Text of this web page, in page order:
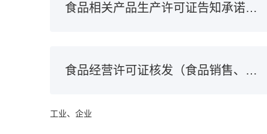
食品相关产品生产许可证告知承诺审批核发
食品经营许可证核发（食品销售、餐饮服务）
工业、企业